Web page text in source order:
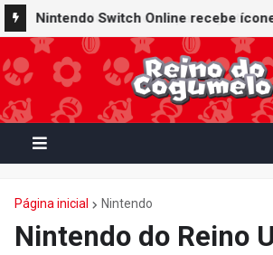
Nintendo Switch Online recebe
Mario Paint (SNES) e Mario Kart:
(GBA)
Nintendo oferece reparos gratuitos
do terremoto de Kumamoto e doa 50
de ienes à Cruz Vermelha
Página inicial Nintendo
Nintendo do Reino